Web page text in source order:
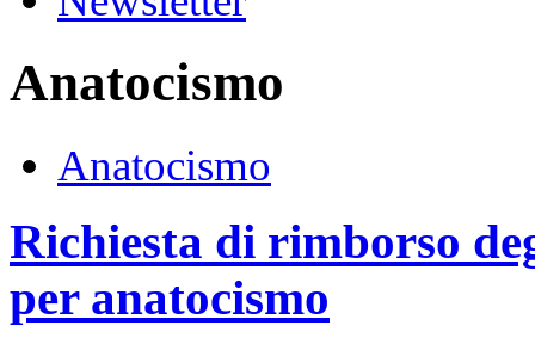
Anatocismo
Anatocismo
Richiesta di rimborso
per anatocismo